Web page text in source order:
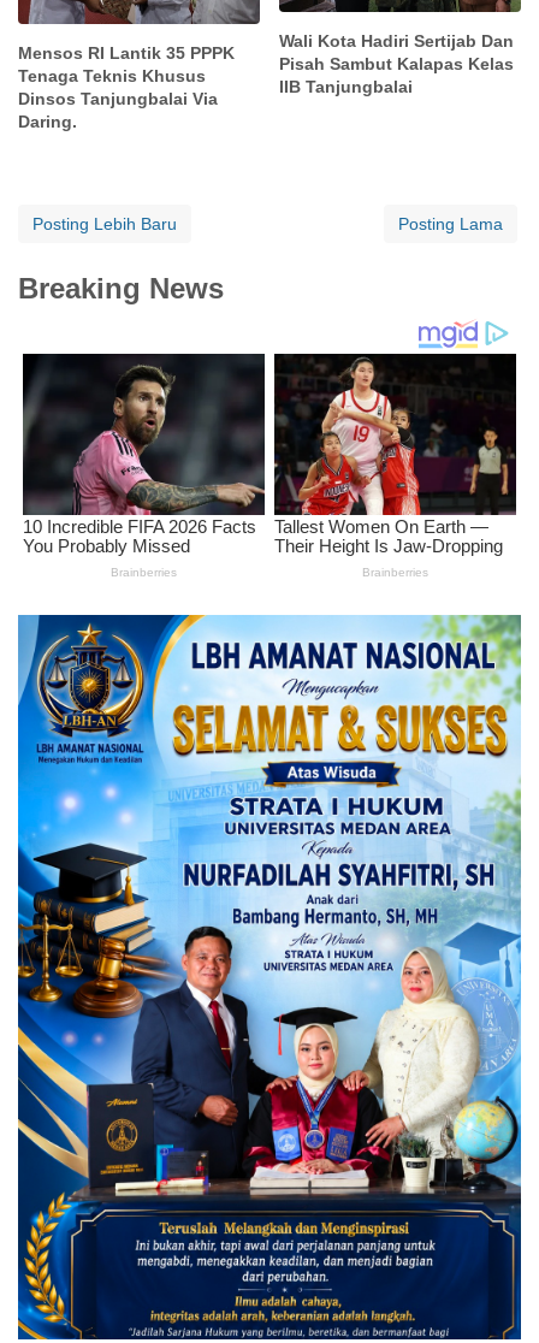
Mensos RI Lantik 35 PPPK
Tenaga Teknis Khusus
Dinsos Tanjungbalai Via
Daring.
Wali Kota Hadiri Sertijab Dan
Pisah Sambut Kalapas Kelas
IIB Tanjungbalai
Posting Lebih Baru Posting Lama
Breaking News